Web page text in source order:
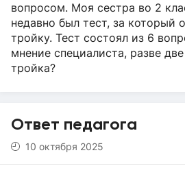
вопросом. Моя сестра во 2
недавно был тест, за который
тройку. Тест состоял из 6
мнение специалиста, разве
тройка?
Ответ педагога
10 октября 2025